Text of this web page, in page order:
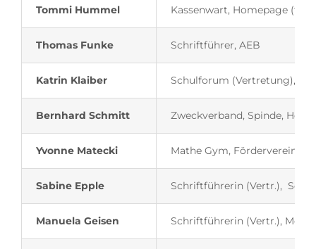
Tommi Hummel Kassenwart, Homepage
Thomas Funke Schriftführer, AEB
Katrin Klaiber Schulforum (Vertretung),
Bernhard Schmitt Zweckverband, Spinde,
Yvonne Matecki Mathe Gym, Förderverein,
Sabine Epple Schriftführerin (Vertr.),
Manuela Geisen Schriftführerin (Vertr.), Mensa